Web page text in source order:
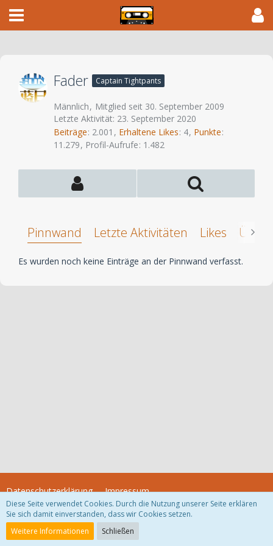
Fader Captain Tightpants
Männlich
Mitglied seit 30. September 2009
Letzte Aktivität: 23. September 2020
Beiträge 2.001 Erhaltene Likes 4 Punkte
11.279
Profil-Aufrufe 1.482
Pinnwand Letzte Aktivitäten Likes Über
Es wurden noch keine Einträge an der Pinnwand verfasst.
Datenschutzerklärung Impressum
Community-Software:
Diese Seite verwendet Cookies. Durch die Nutzung unserer Seite erklären
Sie sich damit einverstanden, dass wir Cookies setzen.
Weitere Informationen
Schließen